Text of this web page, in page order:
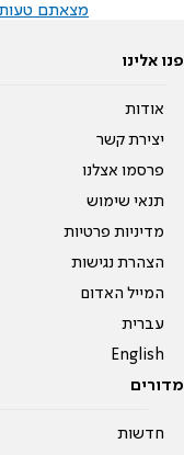
מצאתם טעות
פנו אלינו
אודות
יצירת קשר
פרסמו אצלנו
תנאי שימוש
מדיניות פרטיות
הצהרת נגישות
המייל האדום
עברית
English
מדורים
חדשות